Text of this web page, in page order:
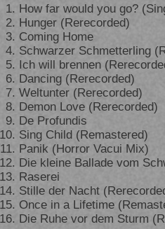
How far would you go?
Hunger (Rerecorded)
Coming Home
Schwarzer Schmetterling
Ich will brennen
Dancing (Rerecorded)
Weltunter (Rerecorded)
Demon Love (Rerecorded)
De Profundis
Sing Child (Remastered)
Panik (Horror Vacui Mix)
Die kleine Ballade vom
Raserei
Stille der Nacht
Once in a Lifetime
Die Ruhe vor dem Sturm